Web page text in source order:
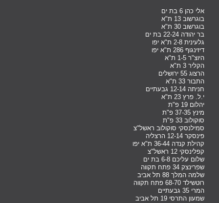
אלי כהן 6 בת ים
בוגרשוב 13 ת"א
בוגרשוב 30 ת"א
בר יהודה 22-24 בת ים
גלעינית 2-8 ת"א יפו
דיזינגוף 286 ת"א יפו
היוצ"ר 1-5 ת"א
הקליר 3 ת"א
הרצוג 55 ירושלים
התבור 33 ת"א
חניתה 12-14 גבעתיים
י.ל. פרץ 23 ת"א
יהלום 19 פ"ת
מינץ 37-35 פ"ת
סוקולוב 33 פ"ת
סמילנסקי סוקולוב ראשל"צ
פינסקר 12-14 הרצליה
קהילת קנדה 36-44 ת"א יפו
קפלינסקי 12 ראשל"צ
שלום עליכם 6-8 בת ים
שפרינצק 34 פתח תקווה
שלמה המלך 88 תל אביב
רוטשילד 68-70 פתח תקווה
המרי 35 גבעתיים
שמעון התרסי 19 תל אביב